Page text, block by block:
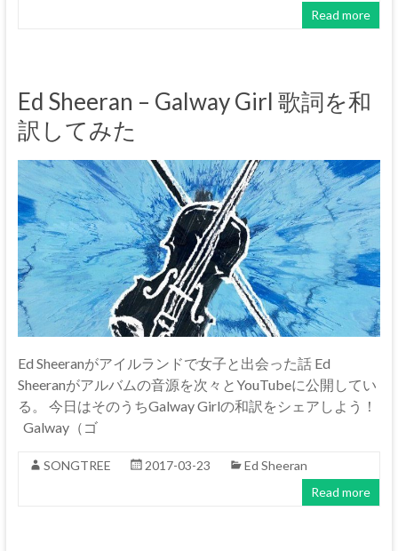
Read more
Ed Sheeran – Galway Girl 歌詞を和
訳してみた
Ed Sheeranがアイルランドで女子と出会った話 Ed
Sheeranがアルバムの音源を次々とYouTubeに公開してい
る。 今日はそのうちGalway Girlの和訳をシェアしよう！
Galway（ゴ
SONGTREE 2017-03-23
Ed Sheeran
Read more